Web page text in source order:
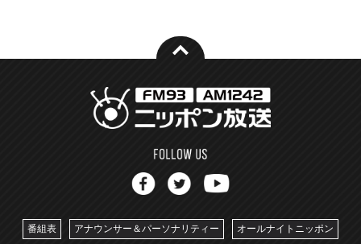
番組表 アナウンサー＆パーソナリティー オールナイトニッポン